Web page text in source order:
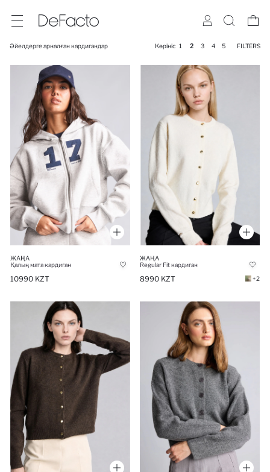
Әйелдерге арналған кардигандар Көрініс 1 2 3 4 5 FILTERS
ЖАҢА
Қалың мата кардиган
10990 KZT
ЖАҢА
Regular Fit кардиган
8990 KZT +2